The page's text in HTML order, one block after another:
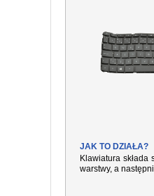
JAK TO DZIAŁA?
Klawiatura
warstwy, a